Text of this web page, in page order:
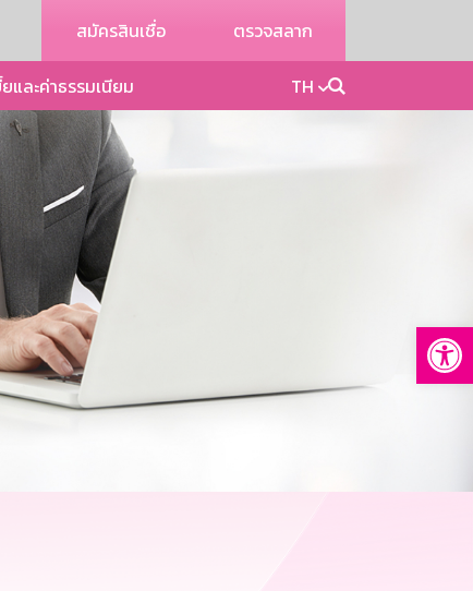
สมัครสินเชื่อ ตรวจสลาก
และค่าธรรมเนียม TH